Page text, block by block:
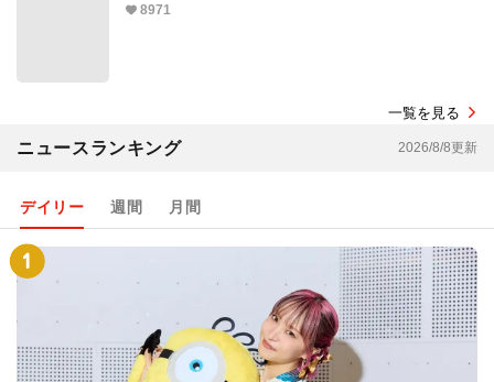
8971
一覧を見る
ニュースランキング 2026/8/8更新
デイリー 週間 月間